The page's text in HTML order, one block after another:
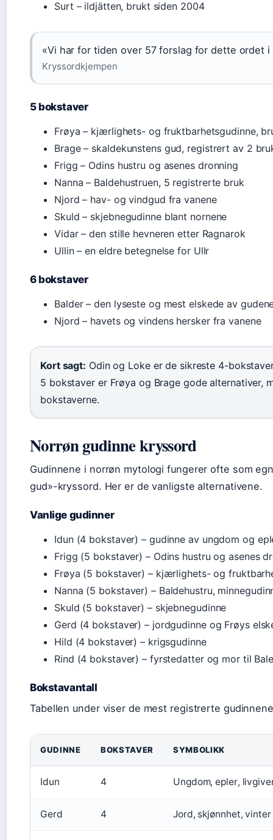
Surt – ildjätten, brukt siden 2004
«Vi har for tiden over 57 forslag for dette ordet
Kryssordkjempen
5 bokstaver
Frøya – kjærlighets- og fruktbarhetsgudinne,
Brage – skaldekunstens gud, registrert av 2
Frigg – Odins hustru og asenes dronning
Nanna – Baldehustruen, 5 registrerte bruk
Njord – hav- og vindgud fra vanene
Skuld – skjebnegudinne blant nornene
Vidar – den stille hevneren etter Ragnarok
Ullin – en eldre betegnelse for Ullr
6 bokstaver
Balder – den lyseste og mest elskede av
Njord – havets og vindens hersker fra vanene
Kort sagt: Odin og Loke er de sikreste 4-
5 bokstaver er Frøya og Brage gode alternativer,
bokstaverne.
Norrøn gudinne kryssord
Gudinnene i norrøn mytologi fungerer ofte som
gud»-kryssord. Her er de vanligste alternativene.
Vanlige gudinner
Idun (4 bokstaver) – gudinne av ungdom og
Frigg (5 bokstaver) – Odins hustru og asenes
Frøya (5 bokstaver) – kjærlighets- og
Nanna (5 bokstaver) – Baldehustru,
Skuld (5 bokstaver) – skjebnegudinne
Gerd (4 bokstaver) – jordgudinne og Frøys
Hild (4 bokstaver) – krigsgudinne
Rind (4 bokstaver) – fyrstedatter og mor til
Bokstavantall
Tabellen under viser de mest registrerte
GUDINNE BOKSTAVER SYMBOLIKK
Idun 4 Ungdom, epler,
Gerd 4 Jord, skjønnhet, vinter